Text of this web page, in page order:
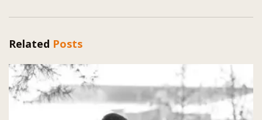
Related Posts